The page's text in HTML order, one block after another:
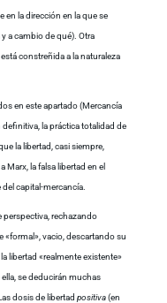
en la dirección en la que se
a cambio de qué). Otra
constreñida a la naturaleza
en este apartado (Mercancía
definitiva, la práctica totalidad de
la libertad, casi siempre,
Marx, la falsa libertad en el
capital-mercancía.
perspectiva, rechazando
«formal», vacio, descartando su
libertad «realmente existente»
se deducirán muchas
dosis de libertad positiva(en